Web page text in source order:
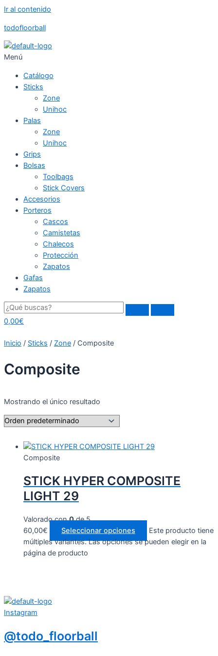
Ir al contenido
todofloorball
Menú
Catálogo
Sticks
Zone
Unihoc
Palas
Zone
Unihoc
Grips
Bolsas
Toolbags
Stick Covers
Accesorios
Porteros
Cascos
Camistetas
Chalecos
Protección
Zapatos
Gafas
Zapatos
0,00€
Inicio / Sticks / Zone / Composite
Composite
Mostrando el único resultado
Composite
STICK HYPER COMPOSITE
LIGHT 29
Valorado con0de 5
60,00€ Seleccionar opciones
Este producto tiene
múltiples variantes. Las opciones se pueden elegir en la
página de producto
Instagram
@todo_floorball